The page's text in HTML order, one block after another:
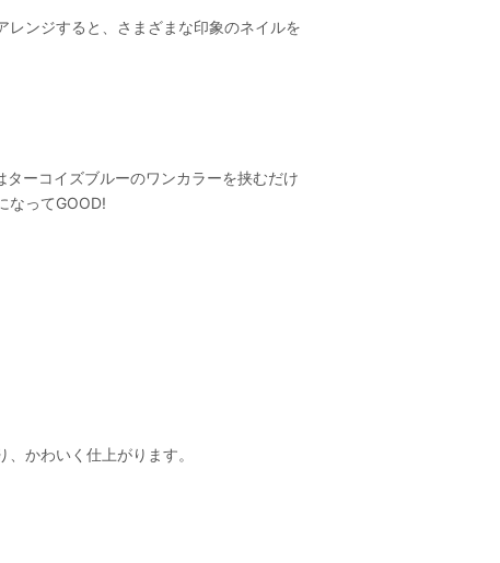
ンジすると、さまざまな印象のネイルを
ーコイズブルーのワンカラーを挟むだけ
なってGOOD!
かわいく仕上がります。